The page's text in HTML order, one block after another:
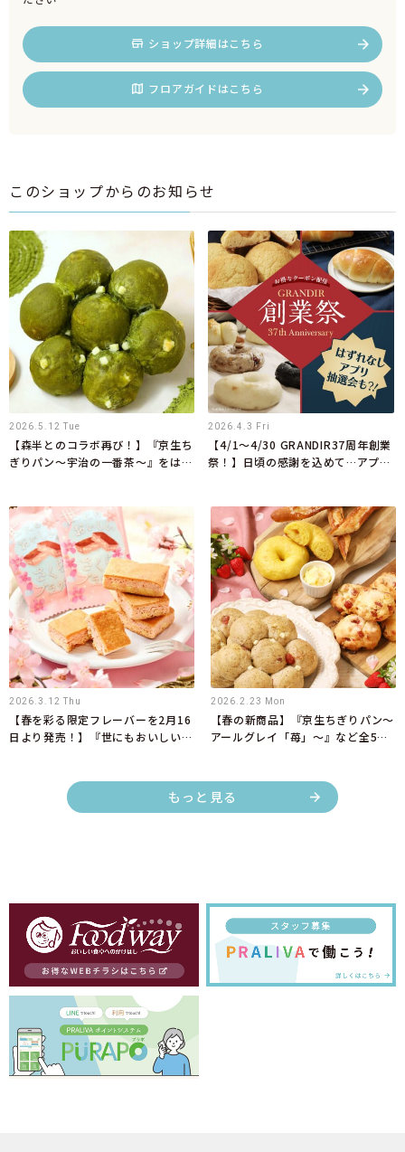
ショップ詳細はこちら
フロアガイドはこちら
このショップからのお知らせ
2026.5.12 Tue
【森半とのコラボ再び！】『京生ち
ぎりパン～宇治の一番茶～』をはじ
2026.4.3 Fri
【4/1～4/30 GRANDIR37周年創業
祭！】日頃の感謝を込めて…アプリ
2026.3.12 Thu
【春を彩る限定フレーバーを2月16
日より発売！】『世にもおいしいさ
2026.2.23 Mon
【春の新商品】『京生ちぎりパン～
アールグレイ「苺」～』など全5商
もっと見る